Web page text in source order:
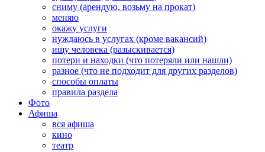
сниму (арендую, возьму на прокат)
меняю
окажу услуги
нуждаюсь в услугах (кроме вакансий)
ищу человека (разыскивается)
потери и находки (что потеряли или нашли)
разное (что не подходит для других разделов)
способы оплаты
правила раздела
Фото
Афиша
вся афиша
кино
театр